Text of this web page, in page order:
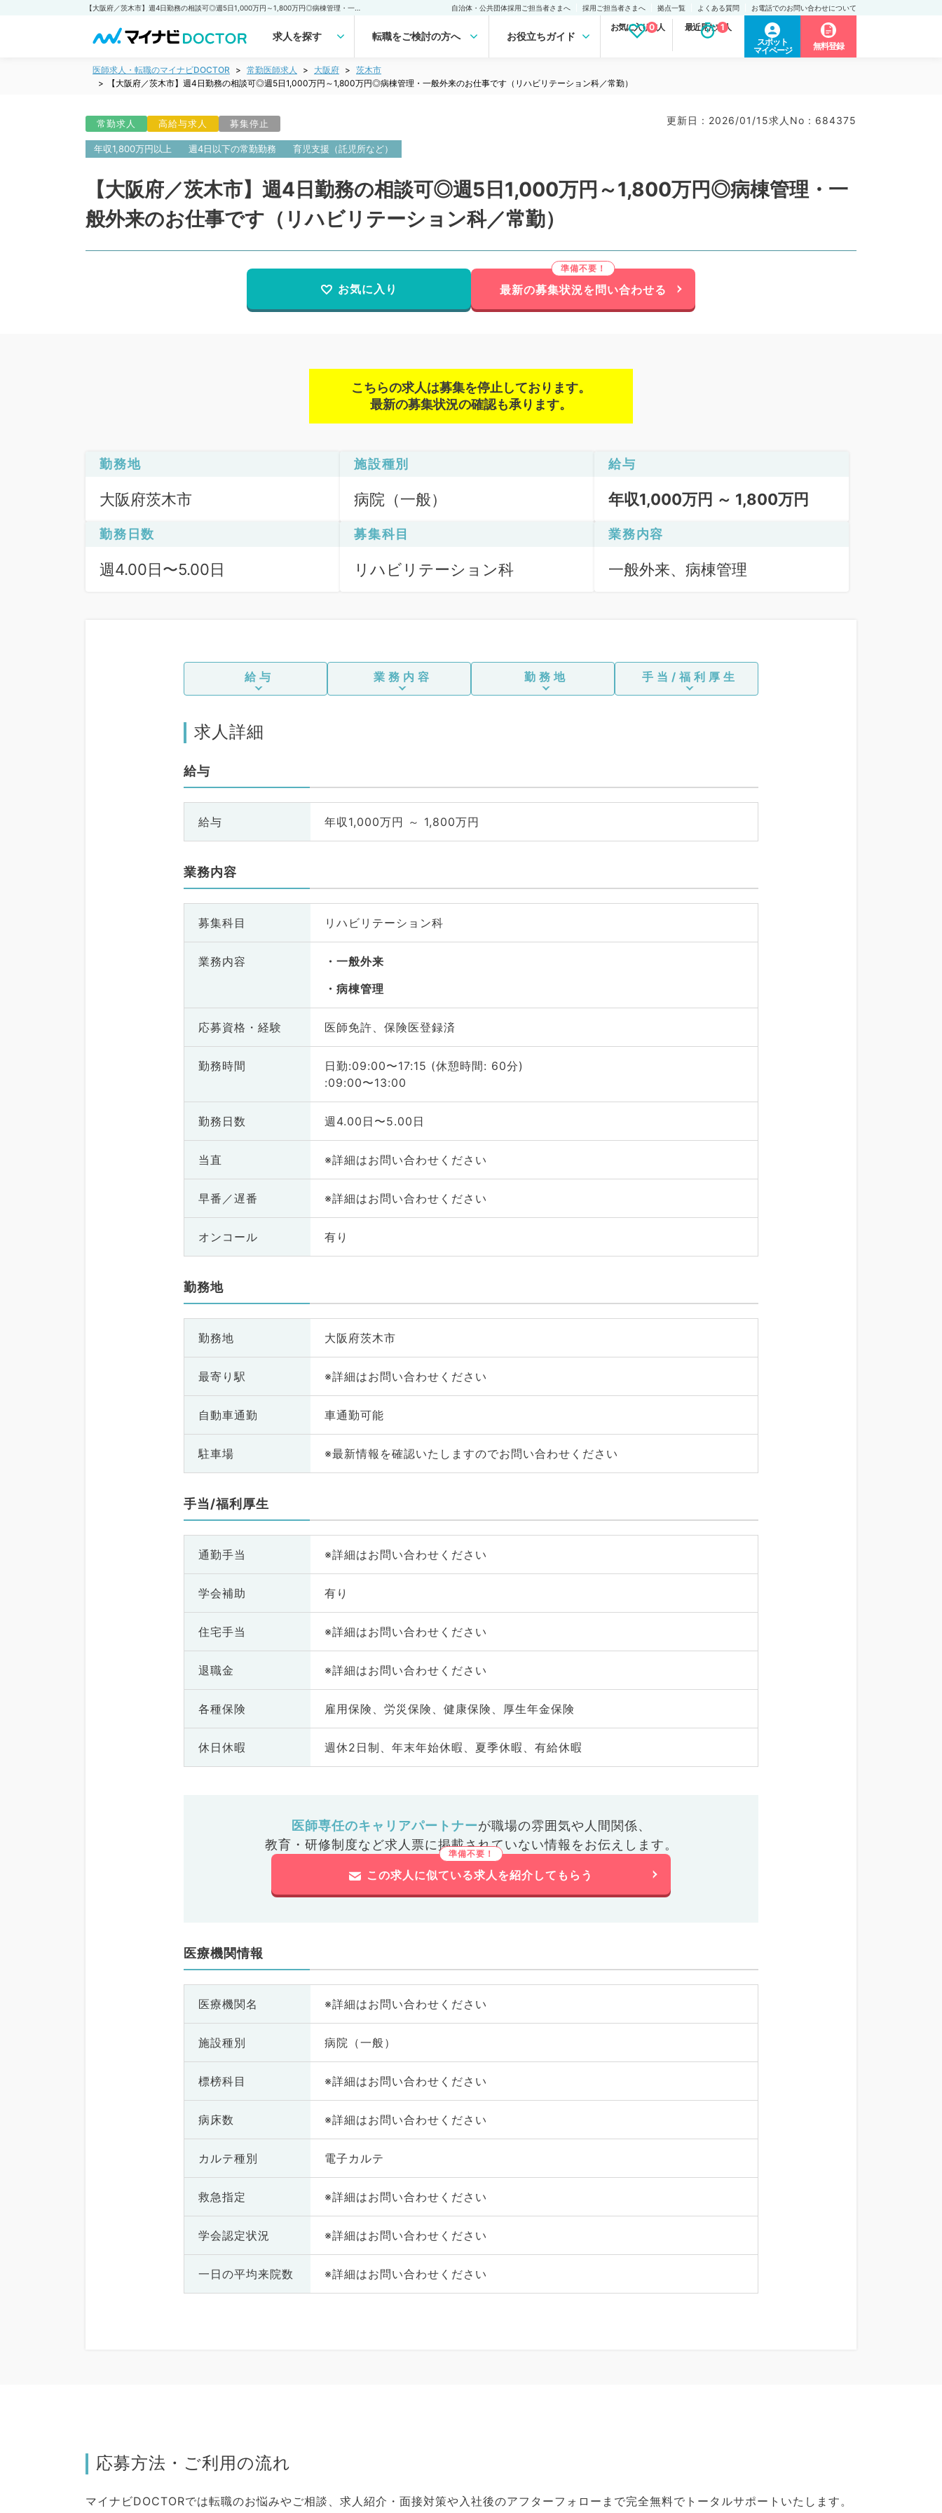
自治体・公共団体採用ご担当者さまへ 採用ご担当者さまへ 拠点一覧 よくある質問 お電話でのお問い合わせについて
求人を探す 転職をご検討の方へ お役立ちガイド
お気に入り求人
0 最近見た求人
1
スポット
マイページ
無料登録
医師求人・転職のマイナビDOCTOR 常勤医師求人 大阪府
茨木市
【大阪府／茨木市】週4日勤務の相談可◎週5日1,000万円～1,800万円◎病棟管理・一般外来のお仕事です（リハビリテーション科／常勤）
常勤求人 高給与求人 募集停止 更新日 : 2026/01/15求人No : 684375
年収1,800万円以上 週4日以下の常勤勤務 育児支援（託児所など）
【大阪府／茨木市】週4日勤務の相談可◎週5日1,000万円～1,800万円◎病棟管理・一
般外来のお仕事です（リハビリテーション科／常勤）
お気に入り 最新の募集状況を問い合わせる
こちらの求人は募集を停止しております。
最新の募集状況の確認も承ります。
勤務地
大阪府茨木市
施設種別
病院（一般）
給与
年収1,000万円 ～ 1,800万円
勤務日数
週4.00日〜5.00日
募集科目
リハビリテーション科
業務内容
一般外来、病棟管理
給与 業務内容 勤務地 手当/福利厚生
求人詳細
給与
給与 年収1,000万円 ～ 1,800万円
業務内容
募集科目 リハビリテーション科
業務内容
一般外来
病棟管理
応募資格・ 経験 医師免許、保険医登録済
勤務時間
日勤:09:00〜17:15 (休憩時間: 60分)
:09:00〜13:00
勤務日数 週4.00日〜5.00日
当直 ※詳細はお問い合わせください
早番／遅番 ※詳細はお問い合わせください
オンコール 有り
勤務地
勤務地 大阪府茨木市
最寄り駅 ※詳細はお問い合わせください
自動車通勤 車通勤可能
駐車場 ※最新情報を確認いたしますのでお問い合わせください
手当/福利厚生
通勤手当 ※詳細はお問い合わせください
学会補助 有り
住宅手当 ※詳細はお問い合わせください
退職金 ※詳細はお問い合わせください
各種保険 雇用保険、労災保険、健康保険、厚生年金保険
休日休暇 週休2日制、年末年始休暇、夏季休暇、有給休暇
医師専任のキャリアパートナーが職場の雰囲気や人間関係、
教育・研修制度など求人票に掲載されていない情報をお伝えします。
この求人に似ている求人を紹介してもらう
医療機関情報
医療機関名 ※詳細はお問い合わせください
施設種別 病院（一般）
標榜科目 ※詳細はお問い合わせください
病床数 ※詳細はお問い合わせください
カルテ種別 電子カルテ
救急指定 ※詳細はお問い合わせください
学会認定状況 ※詳細はお問い合わせください
一日の平均来院数 ※詳細はお問い合わせください
応募方法・ご利用の流れ
マイナビDOCTORでは転職のお悩みやご相談、求人紹介・面接対策や入社後のアフターフォローまで完全無料でトータルサポートいたします。